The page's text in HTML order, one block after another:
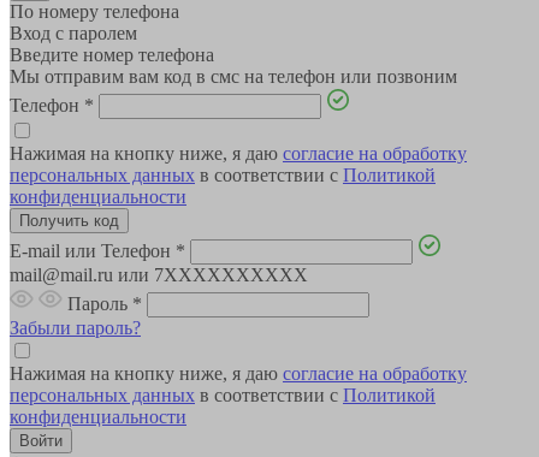
По номеру телефона
Вход с паролем
Введите номер телефона
Мы отправим вам код в смс на телефон или позвоним
Телефон *
Нажимая на кнопку ниже, я даю согласие на обработку
персональных данных в соответствии с Политикой
конфиденциальности
E-mail или Телефон *
mail@mail.ru или 7XXXXXXXXXX
Пароль *
Забыли пароль?
Нажимая на кнопку ниже, я даю согласие на обработку
персональных данных в соответствии с Политикой
конфиденциальности